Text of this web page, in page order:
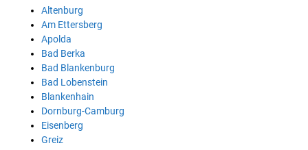
Altenburg
Am Ettersberg
Apolda
Bad Berka
Bad Blankenburg
Bad Lobenstein
Blankenhain
Dornburg-Camburg
Eisenberg
Greiz